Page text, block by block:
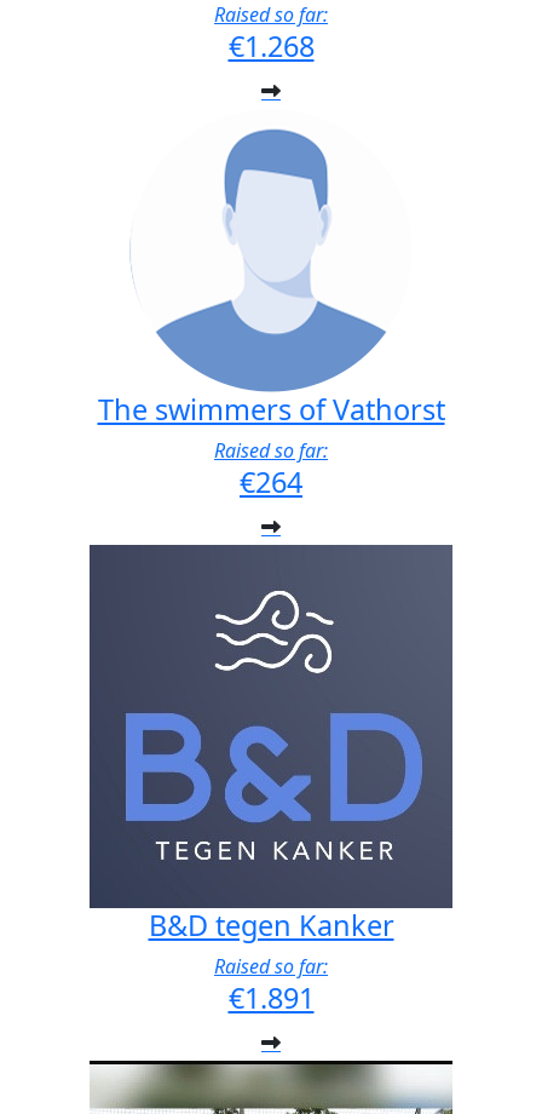
Raised so far:
€1.268
The swimmers of Vathorst
Raised so far:
€264
B&D tegen Kanker
Raised so far:
€1.891